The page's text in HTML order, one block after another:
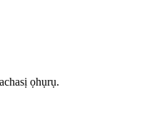
ọhụrụ.